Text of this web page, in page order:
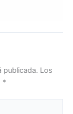
publicada. Los
*